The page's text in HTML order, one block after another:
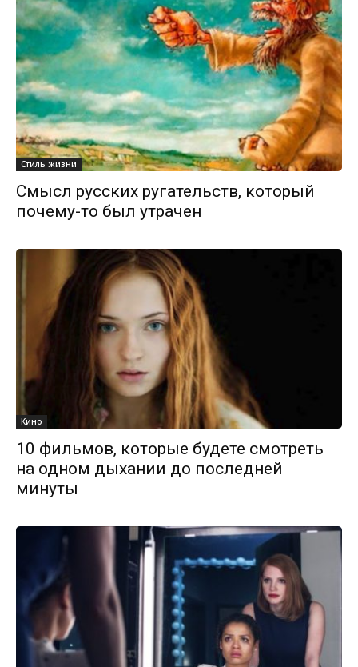
Стиль жизни
Смысл русских ругательств, который
почему-то был утрачен
Кино
10 фильмов, которые будете смотреть
на одном дыхании до последней
минуты